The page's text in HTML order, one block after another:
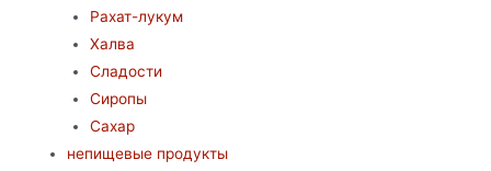
Рахат-лукум
Халва
Сладости
Сиропы
Сахар
непищевые продукты